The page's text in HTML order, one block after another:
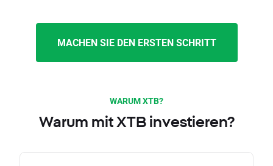
MACHEN SIE DEN ERSTEN SCHRITT
WARUM XTB?
Warum mit XTB investieren?